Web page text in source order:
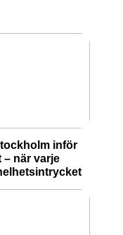
inför
när varje